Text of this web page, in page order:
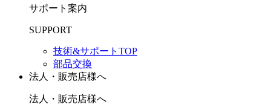
サポート案内
SUPPORT
技術&サポートTOP
部品交換
法人・販売店様へ
法人・販売店様へ